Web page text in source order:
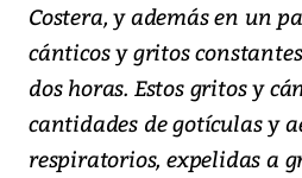
Costera, y además en un
cánticos y gritos
dos horas. Estos gritos y
cantidades de gotículas y
respiratorios, expelidas a